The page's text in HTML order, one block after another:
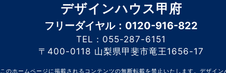
デザインハウス甲府
フリーダイヤル：0120-916-822
TEL：055-287-6151
〒400-0118 山梨県甲斐市竜王1656-17
このホームページに掲載されるコンテンツの無断転載を禁止いたします。デザイン